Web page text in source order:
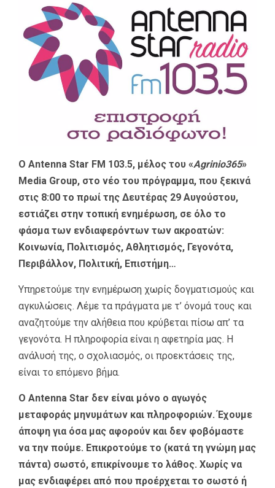
Ο Antenna Star FM 103.5, μέλος του «Agrinio365»
Media Group, στο νέο του πρόγραμμα, που ξεκινά
στις 8:00 το πρωί της Δευτέρας 29 Αυγούστου,
εστιάζει στην τοπική ενημέρωση, σε όλο το
φάσμα των ενδιαφερόντων των ακροατών:
Κοινωνία, Πολιτισμός, Αθλητισμός, Γεγονότα,
Περιβάλλον, Πολιτική, Επιστήμη…
Υπηρετούμε την ενημέρωση χωρίς δογματισμούς και
αγκυλώσεις. Λέμε τα πράγματα με τ’ όνομά τους και
αναζητούμε την αλήθεια που κρύβεται πίσω απ’ τα
γεγονότα. Η πληροφορία είναι η αφετηρία μας. Η
ανάλυσή της, ο σχολιασμός, οι προεκτάσεις της,
είναι το επόμενο βήμα.
Ο Antenna Star δεν είναι μόνο ο αγωγός
μεταφοράς μηνυμάτων και πληροφοριών. Έχουμε
άποψη για όσα μας αφορούν και δεν φοβόμαστε
να την πούμε. Επικροτούμε το (κατά τη γνώμη μας
πάντα) σωστό, επικρίνουμε το λάθος. Χωρίς να
μας ενδιαφέρει από που προέρχεται το σωστό ή